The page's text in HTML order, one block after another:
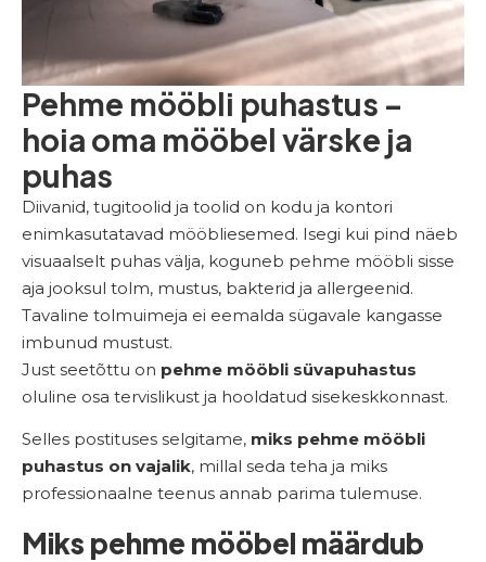
Pehme mööbli puhastus –
hoia oma mööbel värske ja
puhas
Diivanid, tugitoolid ja toolid on kodu ja kontori
enimkasutatavad mööbliesemed. Isegi kui pind näeb
visuaalselt puhas välja, koguneb pehme mööbli sisse
aja jooksul tolm, mustus, bakterid ja allergeenid.
Tavaline tolmuimeja ei eemalda sügavale kangasse
imbunud mustust.
Just seetõttu on pehme mööbli süvapuhastus
oluline osa tervislikust ja hooldatud sisekeskkonnast.
Selles postituses selgitame, miks pehme mööbli
puhastus on vajalik, millal seda teha ja miks
professionaalne teenus annab parima tulemuse.
Miks pehme mööbel määrdub